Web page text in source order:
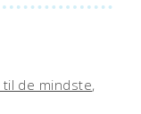
til de mindste,